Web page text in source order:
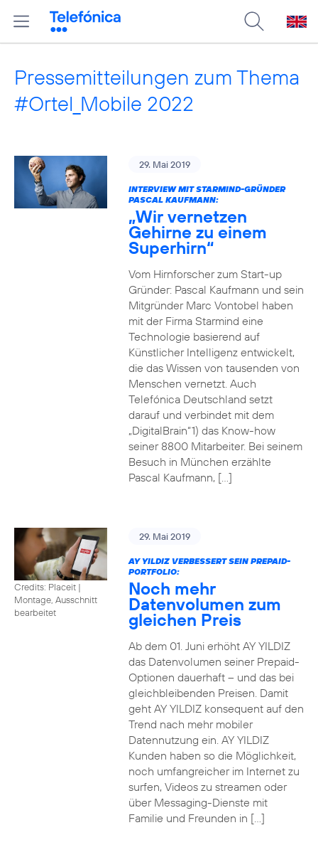
Pressemitteilungen zum Thema
#Ortel_Mobile 2022
29. Mai 2019
INTERVIEW MIT STARMIND-GRÜNDER
PASCAL KAUFMANN:
„Wir vernetzen
Gehirne zu einem
Superhirn“
Vom Hirnforscher zum Start-up
Gründer: Pascal Kaufmann und sein
Mitgründer Marc Vontobel haben
mit der Firma Starmind eine
Technologie basierend auf
Künstlicher Intelligenz entwickelt,
die das Wissen von tausenden von
Menschen vernetzt. Auch
Telefónica Deutschland setzt
darauf und verbindet mit dem
„DigitalBrain“1) das Know-how
seiner 8800 Mitarbeiter. Bei seinem
Besuch in München erzählte
Pascal Kaufmann, […]
Credits: Placeit |
Montage, Ausschnitt
bearbeitet
29. Mai 2019
AY YILDIZ VERBESSERT SEIN PREPAID-
PORTFOLIO:
Noch mehr
Datenvolumen zum
gleichen Preis
Ab dem 01. Juni erhöht AY YILDIZ
das Datenvolumen seiner Prepaid-
Optionen dauerhaft – und das bei
gleichbleibenden Preisen. Damit
geht AY YILDIZ konsequent auf den
Trend nach mehr mobiler
Datennutzung ein. AY YILDIZ
Kunden haben so die Möglichkeit,
noch umfangreicher im Internet zu
surfen, Videos zu streamen oder
über Messaging-Dienste mit
Familie und Freunden in […]